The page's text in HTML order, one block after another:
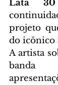
Lata
projeto
do icônico
A artista
banda